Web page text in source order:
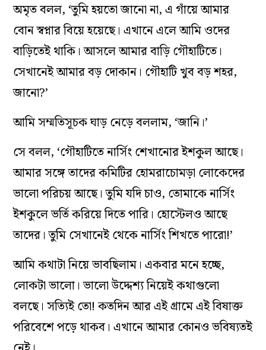
অমৃত বলল, ‘তুমি হয়তো জানো না, এ গাঁয়ে আমার
বোন স্বপ্নার বিয়ে হয়েছে। এখানে এলে আমি ওদের
বাড়িতেই থাকি। আসলে আমার বাড়ি গৌহাটিতে।
সেখানেই আমার বড় দোকান। গৌহাটি খুব বড় শহর,
জানো?’
আমি সম্মতিসূচক ঘাড় নেড়ে বললাম, ‘জানি।’
সে বলল, ‘গৌহাটিতে নার্সিং শেখানোর ইশকুল আছে।
আমার সঙ্গে তাদের কমিটির হোমরাচোমড়া লোকেদের
ভালো পরিচয় আছে। তুমি যদি চাও, তোমাকে নার্সিং
ইশকুলে ভর্তি করিয়ে দিতে পারি। হোস্টেলও আছে
তাদের। তুমি সেখানেই থেকে নার্সিং শিখতে পারো!’
আমি কথাটা নিয়ে ভাবছিলাম। একবার মনে হচ্ছে,
লোকটা ভালো। ভালো উদ্দেশ্য নিয়েই কথাগুলো
বলছে। সত্যিই তো! কতদিন আর এই গ্রামে এই বিষাক্ত
পরিবেশে পড়ে থাকব। এখানে আমার কোনও ভবিষ্যতই